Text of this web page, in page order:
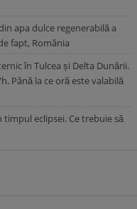
apa dulce regenerabilă a
fapt, România
în Tulcea și Delta Dunării.
Până la ce oră este valabilă
timpul eclipsei. Ce trebuie să